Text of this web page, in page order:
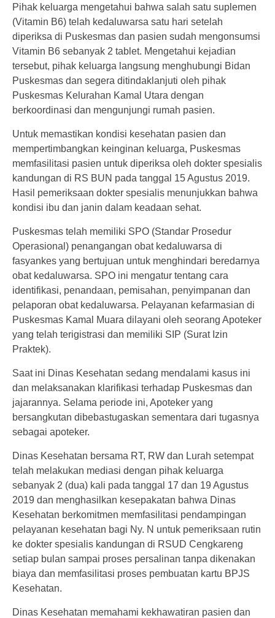
Pihak keluarga mengetahui bahwa salah satu suplemen
(Vitamin B6) telah kedaluwarsa satu hari setelah
diperiksa di Puskesmas dan pasien sudah mengonsumsi
Vitamin B6 sebanyak 2 tablet. Mengetahui kejadian
tersebut, pihak keluarga langsung menghubungi Bidan
Puskesmas dan segera ditindaklanjuti oleh pihak
Puskesmas Kelurahan Kamal Utara dengan
berkoordinasi dan mengunjungi rumah pasien.
Untuk memastikan kondisi kesehatan pasien dan
mempertimbangkan keinginan keluarga, Puskesmas
memfasilitasi pasien untuk diperiksa oleh dokter spesialis
kandungan di RS BUN pada tanggal 15 Agustus 2019.
Hasil pemeriksaan dokter spesialis menunjukkan bahwa
kondisi ibu dan janin dalam keadaan sehat.
Puskesmas telah memiliki SPO (Standar Prosedur
Operasional) penangangan obat kedaluwarsa di
fasyankes yang bertujuan untuk menghindari beredarnya
obat kedaluwarsa. SPO ini mengatur tentang cara
identifikasi, penandaan, pemisahan, penyimpanan dan
pelaporan obat kedaluwarsa. Pelayanan kefarmasian di
Puskesmas Kamal Muara dilayani oleh seorang Apoteker
yang telah terigistrasi dan memiliki SIP (Surat Izin
Praktek).
Saat ini Dinas Kesehatan sedang mendalami kasus ini
dan melaksanakan klarifikasi terhadap Puskesmas dan
jajarannya. Selama periode ini, Apoteker yang
bersangkutan dibebastugaskan sementara dari tugasnya
sebagai apoteker.
Dinas Kesehatan bersama RT, RW dan Lurah setempat
telah melakukan mediasi dengan pihak keluarga
sebanyak 2 (dua) kali pada tanggal 17 dan 19 Agustus
2019 dan menghasilkan kesepakatan bahwa Dinas
Kesehatan berkomitmen memfasilitasi pendampingan
pelayanan kesehatan bagi Ny. N untuk pemeriksaan rutin
ke dokter spesialis kandungan di RSUD Cengkareng
setiap bulan sampai proses persalinan tanpa dikenakan
biaya dan memfasilitasi proses pembuatan kartu BPJS
Kesehatan.
Dinas Kesehatan memahami kekhawatiran pasien dan